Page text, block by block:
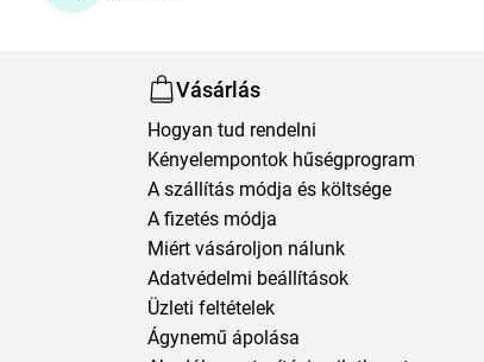
Vásárlás
Hogyan tud rendelni
Kényelempontok hűségprogram
A szállítás módja és költsége
A fizetés módja
Miért vásároljon nálunk
Adatvédelmi beállítások
Üzleti feltételek
Ágynemű ápolása